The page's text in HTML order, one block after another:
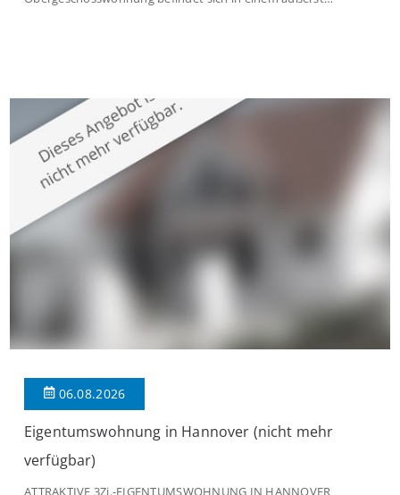
großzügige Räume und eine hochwertige Ausstattung, die
modernen Wohnkomfort mit einem stilvollen Ambiente
verbindet. Der […]
06.08.2026
Eigentumswohnung in Hannover (nicht mehr
verfügbar)
ATTRAKTIVE 3Zi.-EIGENTUMSWOHNUNG IN HANNOVER